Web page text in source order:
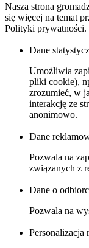
Nasza strona
się więcej na temat
Polityki prywatności.
Dane
Umożliwia
pliki cookie),
zrozumieć, w
interakcję ze
anonimowo.
Dane
Pozwala na
związanych z
Dane o
Pozwala na
Personalizacja